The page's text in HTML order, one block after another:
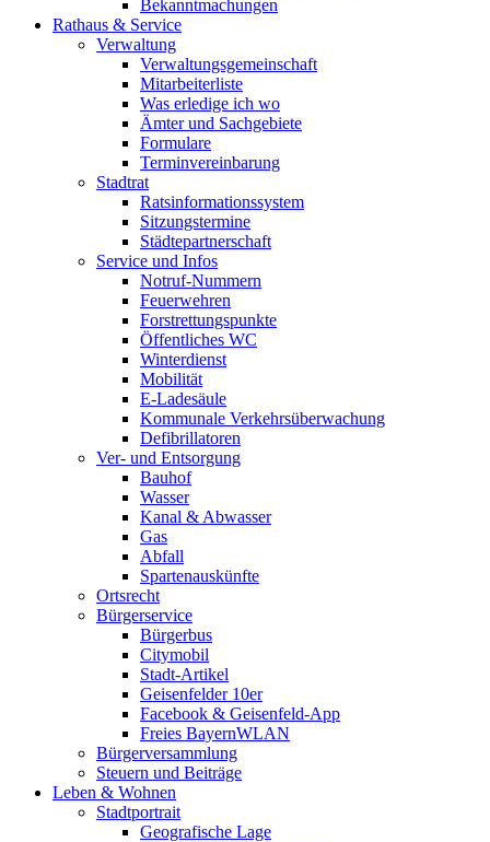
Bekanntmachungen
Rathaus & Service
Verwaltung
Verwaltungsgemeinschaft
Mitarbeiterliste
Was erledige ich wo
Ämter und Sachgebiete
Formulare
Terminvereinbarung
Stadtrat
Ratsinformationssystem
Sitzungstermine
Städtepartnerschaft
Service und Infos
Notruf-Nummern
Feuerwehren
Forstrettungspunkte
Öffentliches WC
Winterdienst
Mobilität
E-Ladesäule
Kommunale Verkehrsüberwachung
Defibrillatoren
Ver- und Entsorgung
Bauhof
Wasser
Kanal & Abwasser
Gas
Abfall
Spartenauskünfte
Ortsrecht
Bürgerservice
Bürgerbus
Citymobil
Stadt-Artikel
Geisenfelder 10er
Facebook & Geisenfeld-App
Freies BayernWLAN
Bürgerversammlung
Steuern und Beiträge
Leben & Wohnen
Stadtportrait
Geografische Lage